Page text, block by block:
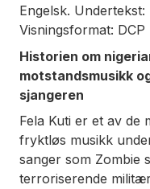
Engelsk.
Visningsformat: DCP
Historien om
motstandsmusikk
sjangeren
Fela Kuti er et av de
fryktløs musikk
sanger som Zombie
terroriserende